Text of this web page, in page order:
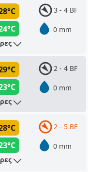
3 - 4 BF
0 mm
2 - 4 BF
0 mm
2 - 5 BF
0 mm